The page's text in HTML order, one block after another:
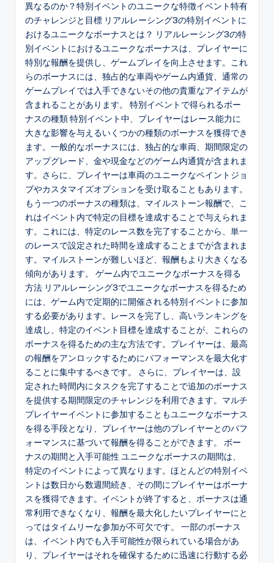
異なるのか？特別イベントのユニークな特徴イベント特有
のチャレンジと目標 リアルレーシング3の特別イベントに
おけるユニークなボーナスとは？ リアルレーシング3の特
別イベントにおけるユニークなボーナスは、プレイヤーに
特別な報酬を提供し、ゲームプレイを向上させます。これ
らのボーナスには、独占的な車両やゲーム内通貨、通常の
ゲームプレイでは入手できないその他の貴重なアイテムが
含まれることがあります。 特別イベントで得られるボー
ナスの種類 特別イベント中、プレイヤーはレース能力に
大きな影響を与えるいくつかの種類のボーナスを獲得でき
ます。一般的なボーナスには、独占的な車両、期間限定の
アップグレード、金や現金などのゲーム内通貨が含まれま
す。さらに、プレイヤーは車両のユニークなペイントジョ
ブやカスタマイズオプションを受け取ることもあります。
もう一つのボーナスの種類は、マイルストーン報酬で、こ
れはイベント内で特定の目標を達成することで与えられま
す。これには、特定のレース数を完了することから、単一
のレースで設定された時間を達成することまでが含まれま
す。マイルストーンが難しいほど、報酬もより大きくなる
傾向があります。 ゲーム内でユニークなボーナスを得る
方法 リアルレーシング3でユニークなボーナスを得るため
には、ゲーム内で定期的に開催される特別イベントに参加
する必要があります。レースを完了し、高いランキングを
達成し、特定のイベント目標を達成することが、これらの
ボーナスを得るための主な方法です。プレイヤーは、最高
の報酬をアンロックするためにパフォーマンスを最大化す
ることに集中するべきです。 さらに、プレイヤーは、設
定された時間内にタスクを完了することで追加のボーナス
を提供する期間限定のチャレンジを利用できます。マルチ
プレイヤーイベントに参加することもユニークなボーナス
を得る手段となり、プレイヤーは他のプレイヤーとのパフ
ォーマンスに基づいて報酬を得ることができます。 ボー
ナスの期間と入手可能性 ユニークなボーナスの期間は、
特定のイベントによって異なります。ほとんどの特別イベ
ントは数日から数週間続き、その間にプレイヤーはボーナ
スを獲得できます。イベントが終了すると、ボーナスは通
常利用できなくなり、報酬を最大化したいプレイヤーにと
ってはタイムリーな参加が不可欠です。 一部のボーナス
は、イベント内でも入手可能性が限られている場合があ
り、プレイヤーはそれを確保するために迅速に行動する必